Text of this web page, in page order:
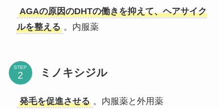
AGAの原因のDHTの働きを抑えて、ヘアサイク
ルを整える 。内服薬
STEP ミノキシジル
発毛を促進させる 。内服薬と外用薬